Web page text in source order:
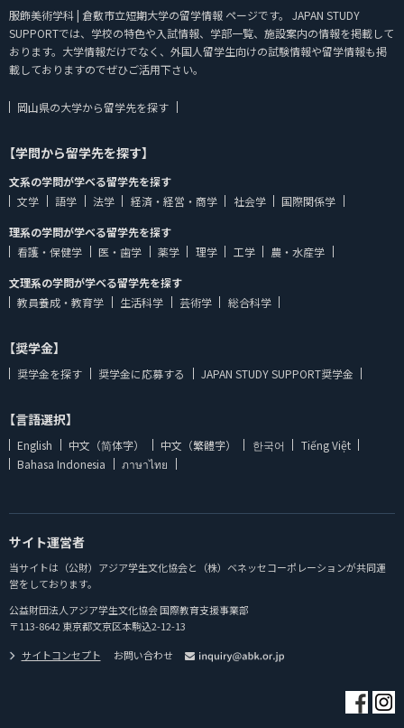
服飾美術学科 | 倉敷市立短期大学の留学情報 ページです。 JAPAN STUDY
SUPPORTでは、学校の特色や入試情報、学部一覧、施設案内の情報を掲載して
おります。大学情報だけでなく、外国人留学生向けの試験情報や留学情報も掲
載しておりますのでぜひご活用下さい。
岡山県の大学から留学先を探す
【学問から留学先を探す】
文系の学問が学べる留学先を探す
文学
語学 法学 経済・経営・商学 社会学
国際関係学
理系の学問が学べる留学先を探す
看護・保健学
医・歯学 薬学 理学 工学
農・水産学
文理系の学問が学べる留学先を探す
教員養成・教育学
生活科学 芸術学 総合科学
【奨学金】
奨学金を探す 奨学金に応募する JAPAN STUDY SUPPORT奨学金
【言語選択】
English 中文（简体字） 中文（繁體字） 한국어
Tiếng Việt
Bahasa Indonesia
ภาษาไทย
サイト運営者
当サイトは（公財）アジア学生文化協会と（株）ベネッセコーポレーションが共同運
営をしております。
公益財団法人アジア学生文化協会 国際教育支援事業部
〒113-8642 東京都文京区本駒込2-12-13
サイトコンセプト
お問い合わせ